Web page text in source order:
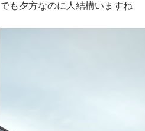
でも夕方なのに人結構いますね